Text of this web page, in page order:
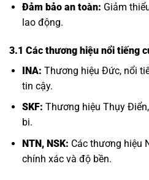
Đảm bảo an toàn: Giảm
lao động.
3.1 Các thương hiệu nổi tiếng
INA: Thương hiệu Đức, nổi
tin cậy.
SKF: Thương hiệu Thụy
bi.
NTN, NSK: Các thương hiệu
chính xác và độ bền.